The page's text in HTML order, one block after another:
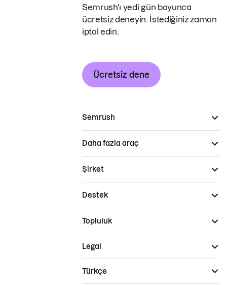
Semrush'ı yedi gün boyunca
ücretsiz deneyin. İstediğiniz zaman
iptal edin.
Ücretsiz dene
Semrush
Daha fazla araç
Şirket
Destek
Topluluk
Legal
Türkçe